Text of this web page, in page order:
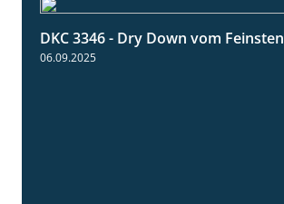
DKC 3346 - Dry Down vom Feinsten
06.09.2025